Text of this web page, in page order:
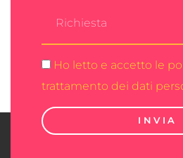
Ho letto e accetto le
trattamento dei dati
INVIA